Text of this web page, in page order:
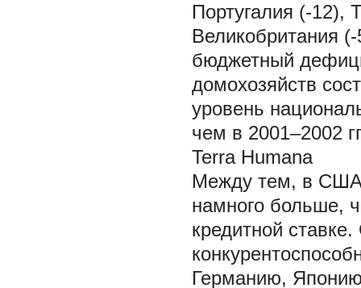
Португалия (-12),
Великобритания
бюджетный
домохозяйств
уровень
чем в 2001–2002
Terra Humana
Между тем, в США
намного больше,
кредитной
Германию,